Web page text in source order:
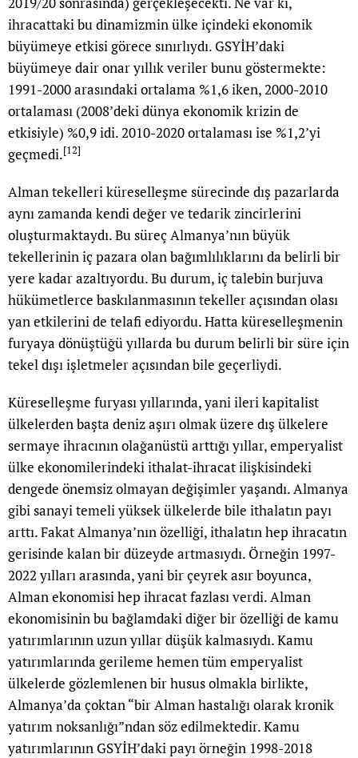
ihracattaki bu dinamizmin ülke içindeki ekonomik
büyümeye etkisi görece sınırlıydı. GSYİH’daki
büyümeye dair onar yıllık veriler bunu göstermekte:
1991-2000 arasındaki ortalama %1,6 iken, 2000-2010
ortalaması (2008’deki dünya ekonomik krizin de
etkisiyle) %0,9 idi. 2010-2020 ortalaması ise %1,2’yi
geçmedi.[12]
Alman tekelleri küreselleşme sürecinde dış pazarlarda
aynı zamanda kendi değer ve tedarik zincirlerini
oluşturmaktaydı. Bu süreç Almanya’nın büyük
tekellerinin iç pazara olan bağımlılıklarını da belirli bir
yere kadar azaltıyordu. Bu durum, iç talebin burjuva
hükümetlerce baskılanmasının tekeller açısından olası
yan etkilerini de telafi ediyordu. Hatta küreselleşmenin
furyaya dönüştüğü yıllarda bu durum belirli bir süre için
tekel dışı işletmeler açısından bile geçerliydi.
Küreselleşme furyası yıllarında, yani ileri kapitalist
ülkelerden başta deniz aşırı olmak üzere dış ülkelere
sermaye ihracının olağanüstü arttığı yıllar, emperyalist
ülke ekonomilerindeki ithalat-ihracat ilişkisindeki
dengede önemsiz olmayan değişimler yaşandı. Almanya
gibi sanayi temeli yüksek ülkelerde bile ithalatın payı
arttı. Fakat Almanya’nın özelliği, ithalatın hep ihracatın
gerisinde kalan bir düzeyde artmasıydı. Örneğin 1997-
2022 yılları arasında, yani bir çeyrek asır boyunca,
Alman ekonomisi hep ihracat fazlası verdi. Alman
ekonomisinin bu bağlamdaki diğer bir özelliği de kamu
yatırımlarının uzun yıllar düşük kalmasıydı. Kamu
yatırımlarında gerileme hemen tüm emperyalist
ülkelerde gözlemlenen bir husus olmakla birlikte,
Almanya’da çoktan “bir Alman hastalığı olarak kronik
yatırım noksanlığı”ndan söz edilmektedir. Kamu
yatırımlarının GSYİH’daki payı örneğin 1998-2018